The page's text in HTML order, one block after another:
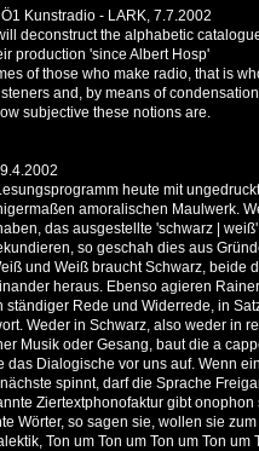
Kunstradio - LARK, 7.7.2002
deconstruct the alphabetic
production 'since Albert Hosp'
of those who make radio, that is
and, by means of
subjective these notions are.
heute mit
amoralischen Maulwerk.
das ausgestellte 'schwarz |
so geschah dies aus
und Weiß braucht Schwarz, beide
heraus. Ebenso agieren
ständiger Rede und Widerrede, in
Weder in Schwarz, also weder in
Musik oder Gesang, baut die a
das Dialogische vor uns auf. Wenn
spinnt, darf die Sprache
Ziertextphonofaktur gibt onophon
Wörter, so sagen sie, wollen sie
Ton um Ton um Ton um Ton um